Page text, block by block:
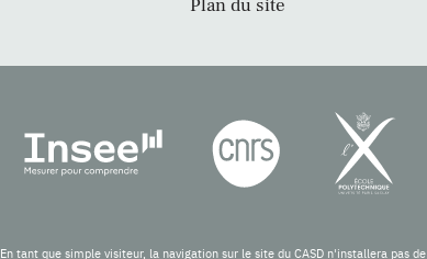
Plan du site
En tant que simple visiteur, la navigation sur le site du CASD n'installera pas